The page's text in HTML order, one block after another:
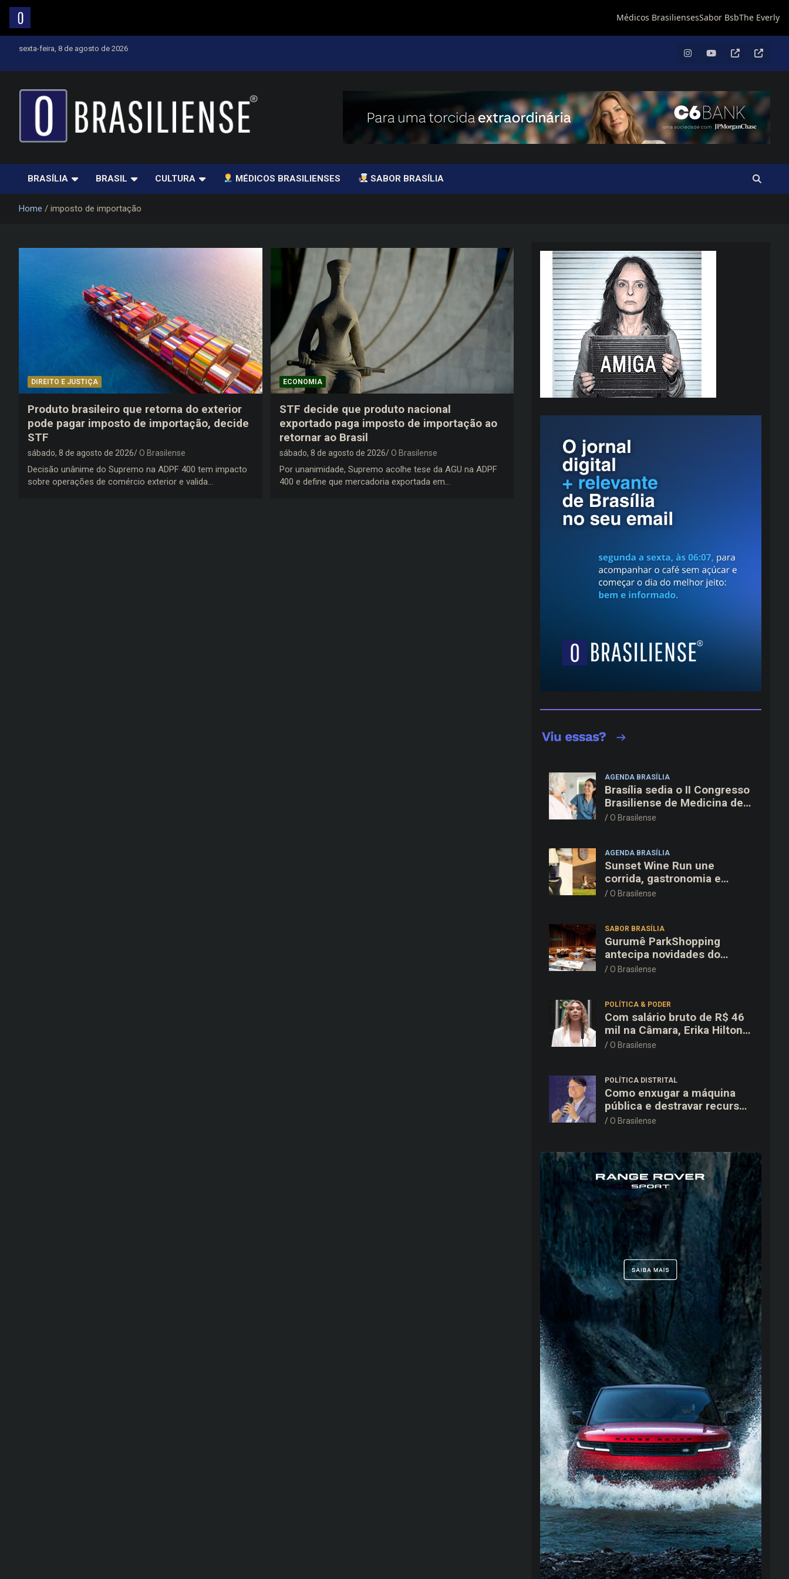
sexta-feira, 8 de agosto de 2026
BRASÍLIA BRASIL CULTURA MÉDICOS BRASILIENSES SABOR BRASÍLIA
Home imposto de importação
DIREITO E JUSTIÇA
Produto brasileiro que retorna do exterior
pode pagar imposto de importação, decide
STF
sábado, 8 de agosto de 2026 O Brasilense
Decisão unânime do Supremo na ADPF 400 tem impacto
sobre operações de comércio exterior e valida…
ECONOMIA
STF decide que produto nacional
exportado paga imposto de importação ao
retornar ao Brasil
sábado, 8 de agosto de 2026 O Brasilense
Por unanimidade, Supremo acolhe tese da AGU na ADPF
400 e define que mercadoria exportada em…
AGENDA BRASÍLIA
Brasília sedia o II Congresso
Brasiliense de Medicina de
Família e Comunidade na
O Brasilense
AGENDA BRASÍLIA
Sunset Wine Run une
corrida, gastronomia e
enoturismo na Vinícola
O Brasilense
SABOR BRASÍLIA
Gurumê ParkShopping
antecipa novidades do
cardápio e oferece 25% de
O Brasilense
POLÍTICA & PODER
Com salário bruto de R$ 46
mil na Câmara, Erika Hilton
declara patrimônio de R$
O Brasilense
POLÍTICA DISTRITAL
Como enxugar a máquina
pública e destravar recursos
para a saúde e educação no
O Brasilense